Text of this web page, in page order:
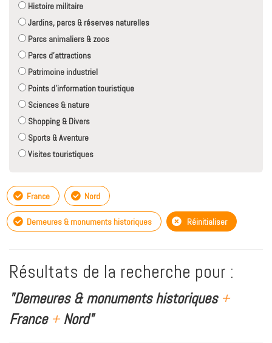
Histoire militaire
Jardins, parcs & réserves naturelles
Parcs animaliers & zoos
Parcs d'attractions
Patrimoine industriel
Points d'information touristique
Sciences & nature
Shopping & Divers
Sports & Aventure
Visites touristiques
France Nord
Demeures & monuments historiques Réinitialiser
Résultats de la recherche pour :
"Demeures & monuments historiques +
France +Nord"